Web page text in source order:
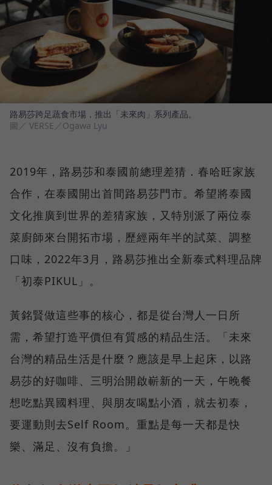
路易莎跨足蔬食市場，推出「未來肉」系列產品。
圖／ VERSE／Ogawa Lyu
2019年，路易莎和泰國前總理差猜．春哈旺家族
合作，在泰國開出首間路易莎門市。希望將泰國
文化推廣到世界的差猜家族，又特別派了兩位泰
菜廚師來台開拓市場，歷經兩年半的試菜、調整
口味，2022年3月，路易莎推出全新泰式料理品牌
「初泰PIKUL」。
黃銘賢做這些事的核心，都是從台灣人一日所
需，希望打造平價但有質感的精品生活。「未來
台灣的精品生活是什麼？應該是早上起床，以路
易莎的好咖啡、三明治開啟嶄新的一天，午晚餐
想吃點異國料理、與朋友喝點小酒，就去初泰，
要運動則去Self Room。重點是每一天都是快
樂、滿足、沒有負擔。」